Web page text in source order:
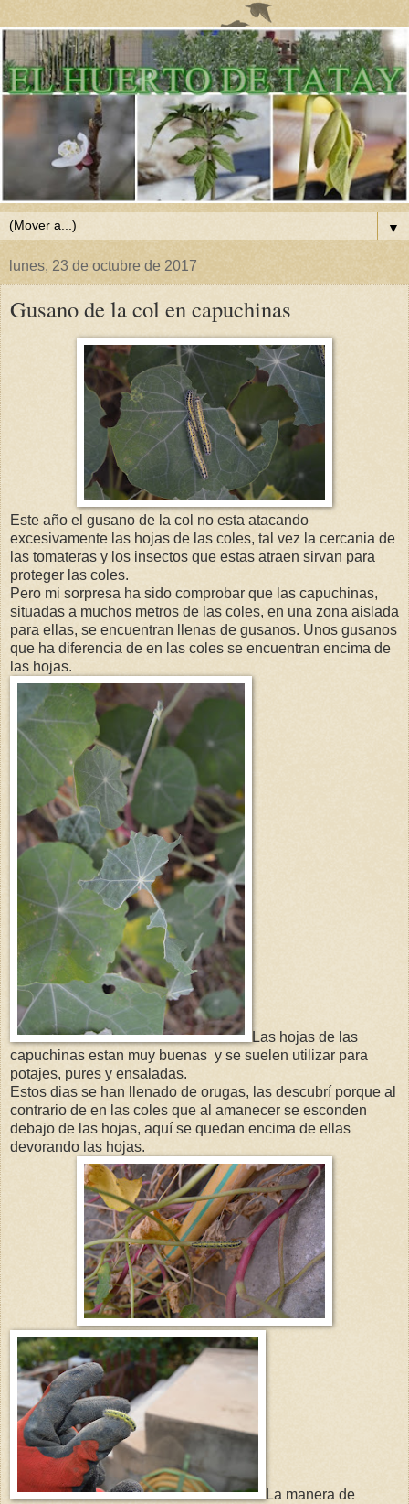
▼
lunes, 23 de octubre de 2017
Gusano de la col en capuchinas
Este año el gusano de la col no esta atacando
excesivamente las hojas de las coles, tal vez la cercania de
las tomateras y los insectos que estas atraen sirvan para
proteger las coles.
Pero mi sorpresa ha sido comprobar que las capuchinas,
situadas a muchos metros de las coles, en una zona aislada
para ellas, se encuentran llenas de gusanos. Unos gusanos
que ha diferencia de en las coles se encuentran encima de
las hojas.
Las hojas de las
capuchinas estan muy buenas y se suelen utilizar para
potajes, pures y ensaladas.
Estos dias se han llenado de orugas, las descubrí porque al
contrario de en las coles que al amanecer se esconden
debajo de las hojas, aquí se quedan encima de ellas
devorando las hojas.
La manera de